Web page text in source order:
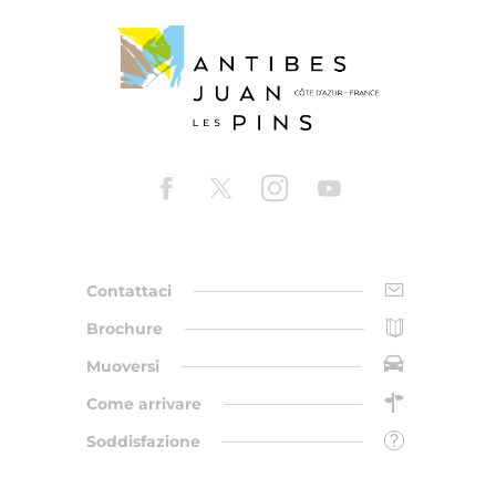
Contattaci
Brochure
Muoversi
Come arrivare
Soddisfazione